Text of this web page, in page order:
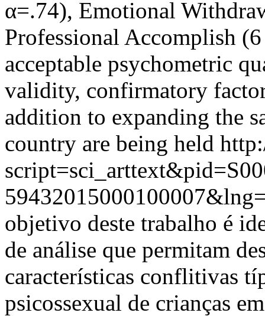
α=.74), Emotional
Professional Accomplish
acceptable psychometric
validity, confirmatory
addition to expanding the
country are being held
objetivo deste trabalho é
de análise que permitam
características conflitivas
psicossexual de crianças